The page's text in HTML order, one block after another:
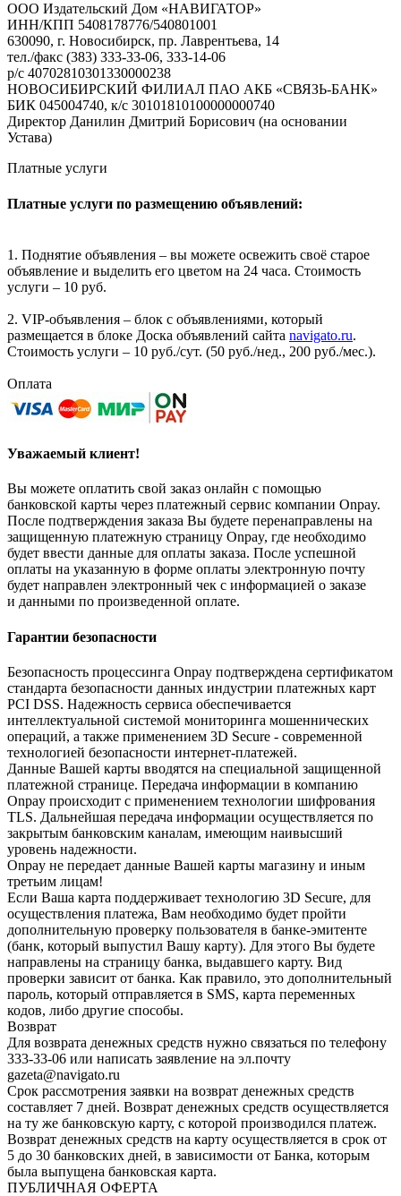
ООО Издательский Дом «НАВИГАТОР»
ИНН/КПП 5408178776/540801001
630090, г. Новосибирск, пр. Лаврентьева, 14
тел./факс (383) 333-33-06, 333-14-06
р/с 40702810301330000238
НОВОСИБИРСКИЙ ФИЛИАЛ ПАО АКБ «СВЯЗЬ-БАНК»
БИК 045004740, к/с 30101810100000000740
Директор Данилин Дмитрий Борисович (на основании
Устава)
Платные услуги
Платные услуги по размещению объявлений:
1. Поднятие объявления – вы можете освежить своё старое
объявление и выделить его цветом на 24 часа. Стоимость
услуги – 10 руб.
2. VIP-объявления – блок с объявлениями, который
размещается в блоке Доска объявлений сайта navigato.ru.
Стоимость услуги – 10 руб./сут. (50 руб./нед., 200 руб./мес.).
Оплата
Уважаемый клиент!
Вы можете оплатить свой заказ онлайн с помощью
банковской карты через платежный сервис компании Onpay.
После подтверждения заказа Вы будете перенаправлены на
защищенную платежную страницу Onpay, где необходимо
будет ввести данные для оплаты заказа. После успешной
оплаты на указанную в форме оплаты электронную почту
будет направлен электронный чек с информацией о заказе
и данными по произведенной оплате.
Гарантии безопасности
Безопасность процессинга Onpay подтверждена сертификатом
стандарта безопасности данных индустрии платежных карт
PCI DSS. Надежность сервиса обеспечивается
интеллектуальной системой мониторинга мошеннических
операций, а также применением 3D Secure - современной
технологией безопасности интернет-платежей.
Данные Вашей карты вводятся на специальной защищенной
платежной странице. Передача информации в компанию
Onpay происходит с применением технологии шифрования
TLS. Дальнейшая передача информации осуществляется по
закрытым банковским каналам, имеющим наивысший
уровень надежности.
Onpay не передает данные Вашей карты магазину и иным
третьим лицам!
Если Ваша карта поддерживает технологию 3D Secure, для
осуществления платежа, Вам необходимо будет пройти
дополнительную проверку пользователя в банке-эмитенте
(банк, который выпустил Вашу карту). Для этого Вы будете
направлены на страницу банка, выдавшего карту. Вид
проверки зависит от банка. Как правило, это дополнительный
пароль, который отправляется в SMS, карта переменных
кодов, либо другие способы.
Возврат
Для возврата денежных средств нужно связаться по телефону
333-33-06 или написать заявление на эл.почту
gazeta@navigato.ru
Срок рассмотрения заявки на возврат денежных средств
составляет 7 дней. Возврат денежных средств осуществляется
на ту же банковскую карту, с которой производился платеж.
Возврат денежных средств на карту осуществляется в срок от
5 до 30 банковских дней, в зависимости от Банка, которым
была выпущена банковская карта.
ПУБЛИЧНАЯ ОФЕРТА